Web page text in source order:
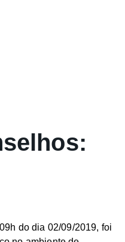
do dia 02/09/2019, foi